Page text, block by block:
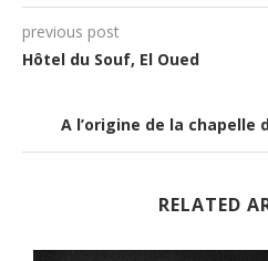
previous post
Hôtel du Souf, El Oued
A l’origine de la chapelle
RELATED